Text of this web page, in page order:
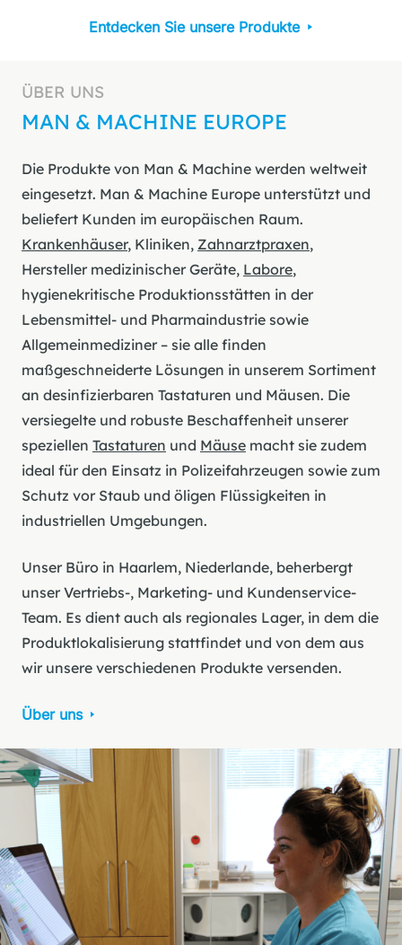
Entdecken Sie unsere Produkte
ÜBER UNS
MAN & MACHINE EUROPE
Die Produkte von Man & Machine werden weltweit
eingesetzt. Man & Machine Europe unterstützt und
beliefert Kunden im europäischen Raum.
Krankenhäuser, Kliniken, Zahnarztpraxen,
Hersteller medizinischer Geräte, Labore,
hygienekritische Produktionsstätten in der
Lebensmittel- und Pharmaindustrie sowie
Allgemeinmediziner – sie alle finden
maßgeschneiderte Lösungen in unserem Sortiment
an desinfizierbaren Tastaturen und Mäusen. Die
versiegelte und robuste Beschaffenheit unserer
speziellen Tastaturen und Mäuse macht sie zudem
ideal für den Einsatz in Polizeifahrzeugen sowie zum
Schutz vor Staub und öligen Flüssigkeiten in
industriellen Umgebungen.
Unser Büro in Haarlem, Niederlande, beherbergt
unser Vertriebs-, Marketing- und Kundenservice-
Team. Es dient auch als regionales Lager, in dem die
Produktlokalisierung stattfindet und von dem aus
wir unsere verschiedenen Produkte versenden.
Über uns